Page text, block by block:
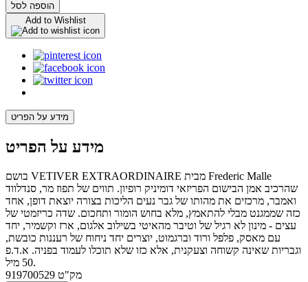
הוספה לסל
Add to Wishlist
מידע על הפריט
מידע על הפריט
בושם VETIVER EXTRAORDINAIRE מבית Frederic Malle
שהרכיב אמן הבישום הפריזאי דומיניק רופיון. תווים של תפוז מר, סנדלווד
ואמבר, מרכזים את מהותו של גבר נעים הליכות בצורה יוצאת דופן, אחד
כזה שממגנט מבלי להתאמץ, מלא בחוש הומור ותחכום. שדה כריזמטי של
עצים - מינון לא רגיל של וטיבר מהאיטי בשילוב אלגום, ארז וקשמיר, יחד
עם מאסק, פלפל ורוד וברגמוט, יוצרים יחד ניחוח של רעננות כובשת,
וגבריות שאינה קשוחה וצעקנית, אלא כזו שלא תוכלו לעמוד בפניה. א.ד.פ
50 מיל.
מק"ט 919700529